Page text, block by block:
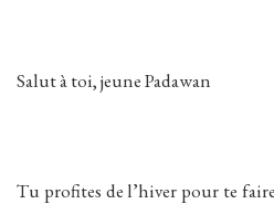
Salut à toi, jeune Padawan
Tu profites de l’hiver pour te